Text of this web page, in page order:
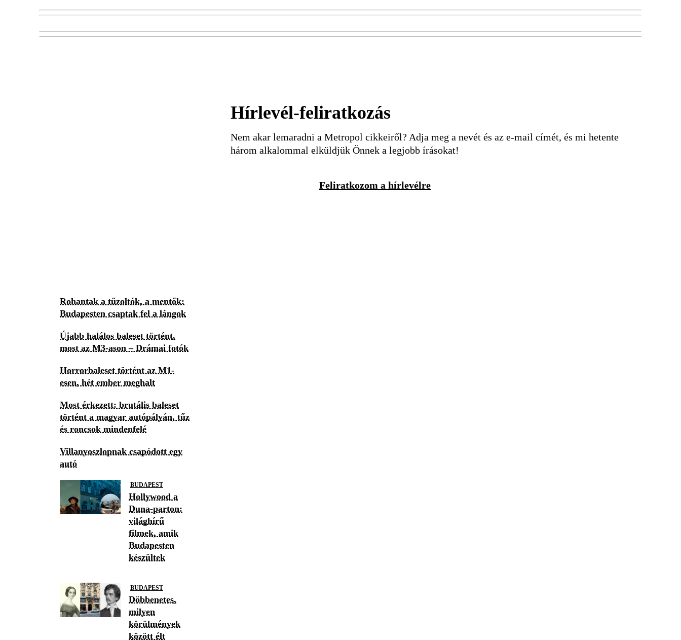
Hírlevél-feliratkozás
Nem akar lemaradni a Metropol cikkeiről? Adja meg a nevét és az e-mail címét, és mi hetente
három alkalommal elküldjük Önnek a legjobb írásokat!
Feliratkozom a hírlevélre
Rohantak a tűzoltók, a mentők:
Budapesten csaptak fel a lángok
Újabb halálos baleset történt,
most az M3-ason – Drámai fotók
Horrorbaleset történt az M1-
esen, hét ember meghalt
Most érkezett: brutális baleset
történt a magyar autópályán, tűz
és roncsok mindenfelé
Villanyoszlopnak csapódott egy
autó
BUDAPEST
Hollywood a
Duna-parton:
világhírű
filmek, amik
Budapesten
készültek
BUDAPEST
Döbbenetes,
milyen
körülmények
között élt